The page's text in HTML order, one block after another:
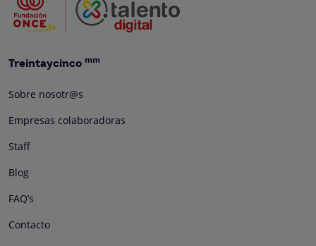
Treintaycinco mm
Sobre nosotr@s
Empresas colaboradoras
Staff
Blog
FAQ’s
Contacto